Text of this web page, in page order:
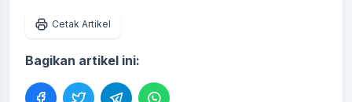
Cetak Artikel
Bagikan artikel ini: